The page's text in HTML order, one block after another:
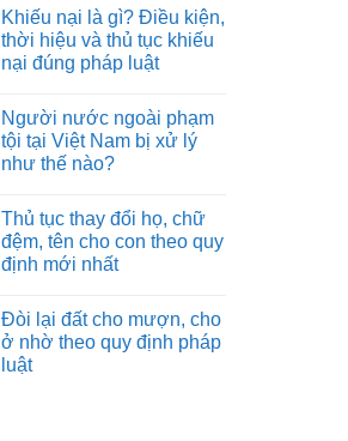
Khiếu nại là gì? Điều kiện,
thời hiệu và thủ tục khiếu
nại đúng pháp luật
Người nước ngoài phạm
tội tại Việt Nam bị xử lý
như thế nào?
Thủ tục thay đổi họ, chữ
đệm, tên cho con theo quy
định mới nhất
Đòi lại đất cho mượn, cho
ở nhờ theo quy định pháp
luật